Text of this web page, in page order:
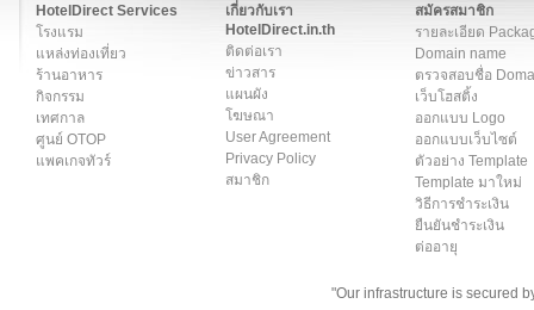
HotelDirect Services
โรงแรม
แหล่งท่องเที่ยว
ร้านอาหาร
กิจกรรม
เทศกาล
ศูนย์ OTOP
แพคเกจทัวร์
เกี่ยวกับเรา
HotelDirect.in.th
ติดต่อเรา
ข่าวสาร
แผนผัง
โฆษณา
User Agreement
Privacy Policy
สมาชิก
สมัครสมาชิก
รายละเอียด
Domain name
ตรวจสอบชื่อ
เว็บโฮสติ้ง
ออกแบบ Logo
ออกแบบเว็บไซต์
ตัวอย่าง Template
Template มาใหม่
วิธีการชำระเงิน
ยืนยันชำระเงิน
ต่ออายุ
"Our infrastructure is secured